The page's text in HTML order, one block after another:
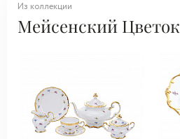
Из коллекции
Мейсенский Цветок